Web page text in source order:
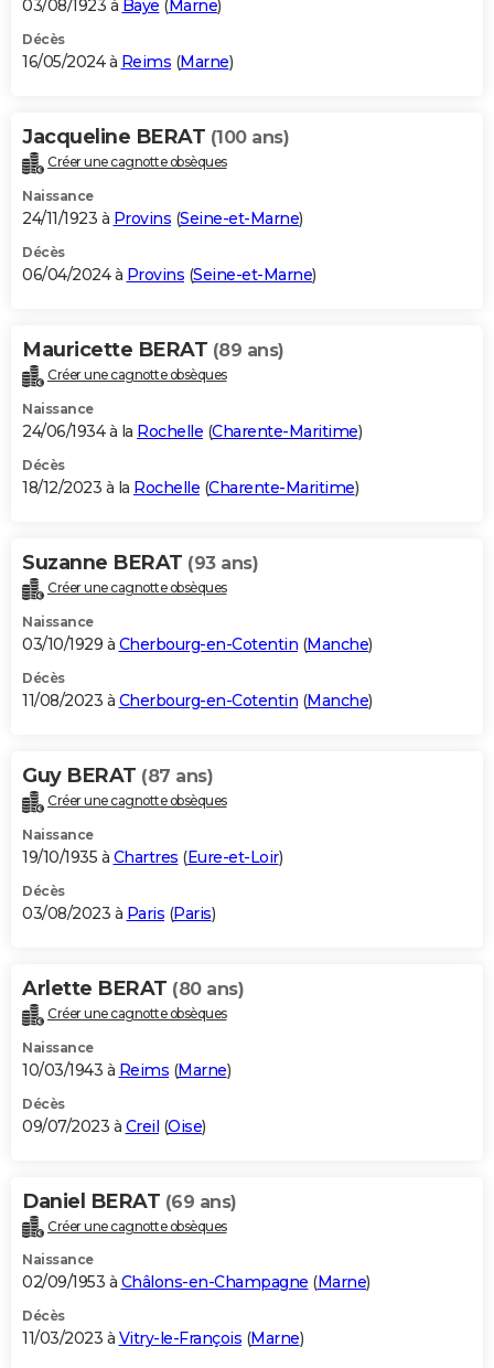
03/08/1923 à Baye ( Marne)
Décès
16/05/2024 à Reims (Marne)
Jacqueline BERAT (100 ans)
Créer une cagnotte obsèques
Naissance
24/11/1923 à Provins (Seine-et-Marne)
Décès
06/04/2024 à Provins (Seine-et-Marne)
Mauricette BERAT (89 ans)
Créer une cagnotte obsèques
Naissance
24/06/1934 à la Rochelle (Charente-Maritime)
Décès
18/12/2023 à la Rochelle (Charente-Maritime)
Suzanne BERAT (93 ans)
Créer une cagnotte obsèques
Naissance
03/10/1929 à Cherbourg-en-Cotentin (Manche)
Décès
11/08/2023 à Cherbourg-en-Cotentin (Manche)
Guy BERAT (87 ans)
Créer une cagnotte obsèques
Naissance
19/10/1935 à Chartres (Eure-et-Loir)
Décès
03/08/2023 à Paris (Paris)
Arlette BERAT (80 ans)
Créer une cagnotte obsèques
Naissance
10/03/1943 à Reims (Marne)
Décès
09/07/2023 à Creil (Oise)
Daniel BERAT (69 ans)
Créer une cagnotte obsèques
Naissance
02/09/1953 à Châlons-en-Champagne (Marne)
Décès
11/03/2023 à Vitry-le-François (Marne)